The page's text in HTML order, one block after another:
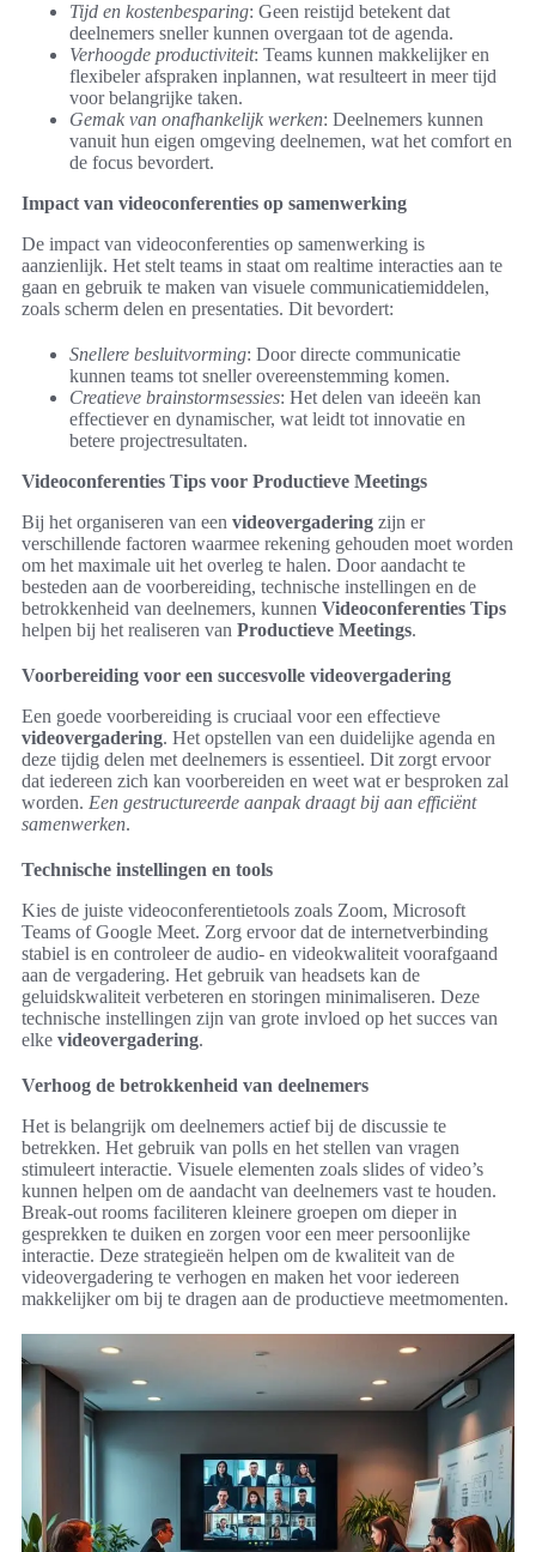
Tijd en kostenbesparing: Geen reistijd betekent dat
deelnemers sneller kunnen overgaan tot de agenda.
Verhoogde productiviteit: Teams kunnen makkelijker en
flexibeler afspraken inplannen, wat resulteert in meer tijd
voor belangrijke taken.
Gemak van onafhankelijk werken: Deelnemers kunnen
vanuit hun eigen omgeving deelnemen, wat het comfort en
de focus bevordert.
Impact van videoconferenties op samenwerking
De impact van videoconferenties op samenwerking is
aanzienlijk. Het stelt teams in staat om realtime interacties aan te
gaan en gebruik te maken van visuele communicatiemiddelen,
zoals scherm delen en presentaties. Dit bevordert:
Snellere besluitvorming: Door directe communicatie
kunnen teams tot sneller overeenstemming komen.
Creatieve brainstormsessies: Het delen van ideeën kan
effectiever en dynamischer, wat leidt tot innovatie en
betere projectresultaten.
Videoconferenties Tips voor Productieve Meetings
Bij het organiseren van een videovergadering zijn er
verschillende factoren waarmee rekening gehouden moet worden
om het maximale uit het overleg te halen. Door aandacht te
besteden aan de voorbereiding, technische instellingen en de
betrokkenheid van deelnemers, kunnen Videoconferenties Tips
helpen bij het realiseren van Productieve Meetings.
Voorbereiding voor een succesvolle videovergadering
Een goede voorbereiding is cruciaal voor een effectieve
videovergadering. Het opstellen van een duidelijke agenda en
deze tijdig delen met deelnemers is essentieel. Dit zorgt ervoor
dat iedereen zich kan voorbereiden en weet wat er besproken zal
worden. Een gestructureerde aanpak draagt bij aan efficiënt
samenwerken.
Technische instellingen en tools
Kies de juiste videoconferentietools zoals Zoom, Microsoft
Teams of Google Meet. Zorg ervoor dat de internetverbinding
stabiel is en controleer de audio- en videokwaliteit voorafgaand
aan de vergadering. Het gebruik van headsets kan de
geluidskwaliteit verbeteren en storingen minimaliseren. Deze
technische instellingen zijn van grote invloed op het succes van
elke videovergadering.
Verhoog de betrokkenheid van deelnemers
Het is belangrijk om deelnemers actief bij de discussie te
betrekken. Het gebruik van polls en het stellen van vragen
stimuleert interactie. Visuele elementen zoals slides of video’s
kunnen helpen om de aandacht van deelnemers vast te houden.
Break-out rooms faciliteren kleinere groepen om dieper in
gesprekken te duiken en zorgen voor een meer persoonlijke
interactie. Deze strategieën helpen om de kwaliteit van de
videovergadering te verhogen en maken het voor iedereen
makkelijker om bij te dragen aan de productieve meetmomenten.